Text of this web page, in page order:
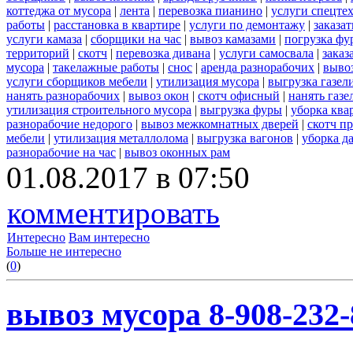
коттеджа от мусора | лента | перевозка пианино | услуги
работы | расстановка в квартире | услуги по демонтажу |
услуги камаза | сборщики на час | вывоз камазами | погрузка
территорий | скотч | перевозка дивана | услуги самосвала |
мусора | такелажные работы | снос | аренда разнорабочих |
услуги сборщиков мебели | утилизация мусора | выгрузка
нанять разнорабочих | вывоз окон | скотч офисный | нанять
утилизация строительного мусора | выгрузка фуры | уборка
разнорабочие недорого | вывоз межкомнатных дверей | скотч
мебели | утилизация металлолома | выгрузка вагонов | уборка
разнорабочие на час | вывоз оконных рам
01.08.2017 в 07:50
комментировать
Интересно Вам интересно
Больше не интересно
(0)
вывоз мусора 8-908-